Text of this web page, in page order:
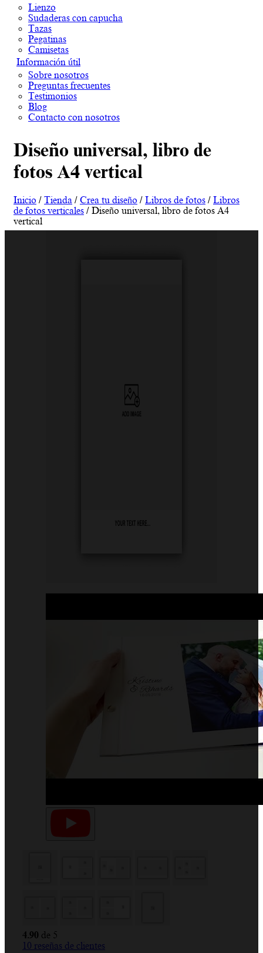
Lienzo
Sudaderas con capucha
Tazas
Pegatinas
Camisetas
Información útil
Sobre nosotros
Preguntas frecuentes
Testimonios
Blog
Contacto con nosotros
Diseño universal, libro de
fotos A4 vertical
Inicio / Tienda / Crea tu diseño / Libros de fotos / Libros
de fotos verticales / Diseño universal, libro de fotos A4
vertical
4.90 de 5
10 reseñas de clientes